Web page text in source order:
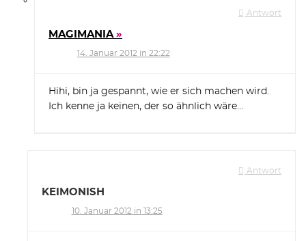
Antwort
MAGIMANIA
14. Januar 2012 in 22:22
Hihi, bin ja gespannt, wie er sich machen wird.
Ich kenne ja keinen, der so ähnlich wäre…
Antwort
KEIMONISH
10. Januar 2012 in 13:25